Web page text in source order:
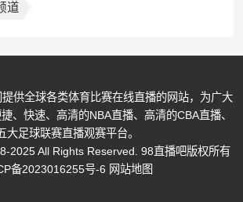
道
供全球各类体育比赛在线直播的网站，为广大
、快速、高清的NBA直播、高清的CBA直播、
大足球联赛直播观赛平台。
2025 All Rights Reserved. 98直播吧版权所有
备2023016255号-6 网站地图